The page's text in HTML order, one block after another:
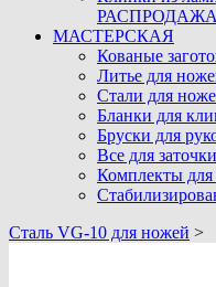
РАСПРОДАЖА
МАСТЕРСКАЯ
Кованые
Литье для
Стали для
Бланки для
Бруски для
Все для заточки
Комплекты
Cталь VG-10 для ножей >